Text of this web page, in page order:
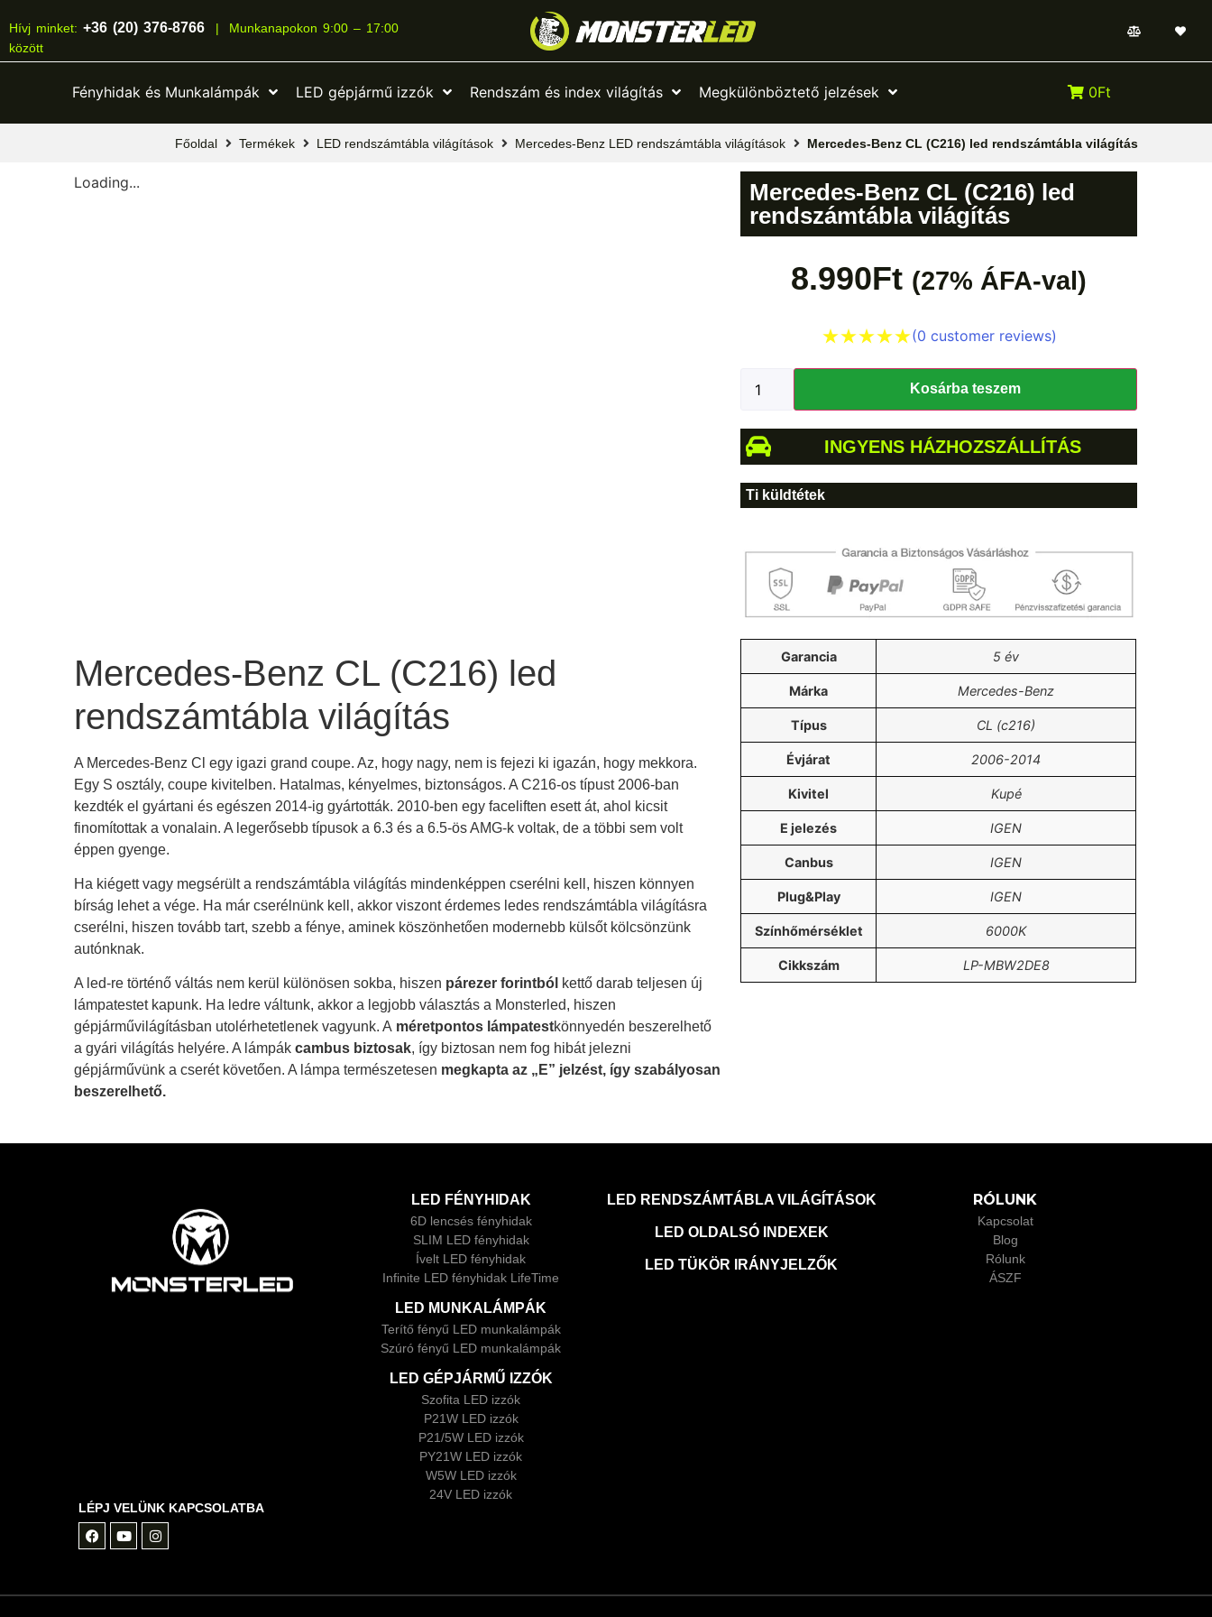
Hívj minket: +36 (20) 376-8766|
Munkanapokon 9:00 – 17:00
között
Fényhidak és Munkalámpák LED gépjármű izzók Rendszám és index világítás Megkülönböztető jelzések 0Ft
Főoldal Termékek LED rendszámtábla világítások Mercedes-Benz LED rendszámtábla világítások Mercedes-Benz CL (C216) led rendszámtábla világítás
Loading...
Mercedes-Benz CL (C216) led
rendszámtábla világítás
A Mercedes-Benz Cl egy igazi grand coupe. Az, hogy nagy, nem is fejezi ki igazán, hogy mekkora.
Egy S osztály, coupe kivitelben. Hatalmas, kényelmes, biztonságos. A C216-os típust 2006-ban
kezdték el gyártani és egészen 2014-ig gyártották. 2010-ben egy faceliften esett át, ahol kicsit
finomítottak a vonalain. A legerősebb típusok a 6.3 és a 6.5-ös AMG-k voltak, de a többi sem volt
éppen gyenge.
Ha kiégett vagy megsérült a rendszámtábla világítás mindenképpen cserélni kell, hiszen könnyen
bírság lehet a vége. Ha már cserélnünk kell, akkor viszont érdemes ledes rendszámtábla világításra
cserélni, hiszen tovább tart, szebb a fénye, aminek köszönhetően modernebb külsőt kölcsönzünk
autónknak.
A led-re történő váltás nem kerül különösen sokba, hiszen párezer forintból kettő darab teljesen új
lámpatestet kapunk. Ha ledre váltunk, akkor a legjobb választás a Monsterled, hiszen
gépjárművilágításban utolérhetetlenek vagyunk. A méretpontos lámpatestkönnyedén beszerelhető
a gyári világítás helyére. A lámpák cambus biztosak, így biztosan nem fog hibát jelezni
gépjárművünk a cserét követően. A lámpa természetesen megkapta az „E” jelzést, így szabályosan
beszerelhető.
Mercedes-Benz CL (C216) led
rendszámtábla világítás
8.990Ft (27% ÁFA-val)
(0 customer reviews)
Kosárba teszem
INGYENS HÁZHOZSZÁLLÍTÁS
Ti küldtétek
Garancia 5 év
Márka Mercedes-Benz
Típus CL (c216)
Évjárat 2006-2014
Kivitel Kupé
E jelezés IGEN
Canbus IGEN
Plug&Play IGEN
Színhőmérséklet 6000K
Cikkszám LP-MBW2DE8
LÉPJ VELÜNK KAPCSOLATBA
LED FÉNYHIDAK
6D lencsés fényhidak
SLIM LED fényhidak
Ívelt LED fényhidak
Infinite LED fényhidak LifeTime
LED MUNKALÁMPÁK
Terítő fényű LED munkalámpák
Szúró fényű LED munkalámpák
LED GÉPJÁRMŰ IZZÓK
Szofita LED izzók
P21W LED izzók
P21/5W LED izzók
PY21W LED izzók
W5W LED izzók
24V LED izzók
LED RENDSZÁMTÁBLA VILÁGÍTÁSOK
LED OLDALSÓ INDEXEK
LED TÜKÖR IRÁNYJELZŐK
RÓLUNK
Kapcsolat
Blog
Rólunk
ÁSZF
A terméket hozzá adtad a kívánság listához